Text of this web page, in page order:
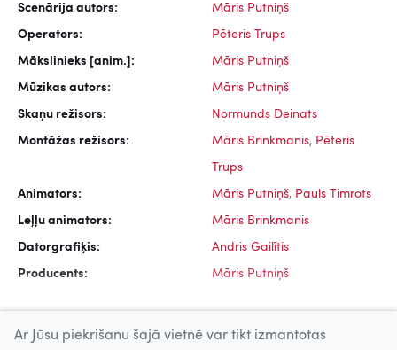
Scenārija autors: Māris Putniņš
Operators: Pēteris Trups
Mākslinieks [anim.]: Māris Putniņš
Mūzikas autors: Māris Putniņš
Skaņu režisors: Normunds Deinats
Montāžas režisors: Māris Brinkmanis, Pēteris
Trups
Animators: Māris Putniņš, Pauls Timrots
Leļļu animators: Māris Brinkmanis
Datorgrafiķis: Andris Gailītis
Producents: Māris Putniņš
Ar Jūsu piekrišanu šajā vietnē var tikt izmantotas